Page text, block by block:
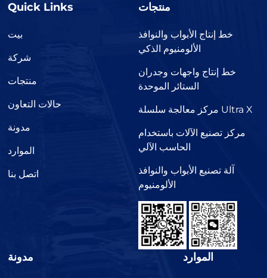
Quick Links
بيت
شركة
منتجات
حالات التعاون
مدونة
الموارد
اتصل بنا
منتجات
خط إنتاج الأبواب والنوافذ
الألومنيوم الذكي
خط إنتاج واجهات وجدران
الستائر الموحدة
مركز معالجة سلسلة Ultra X
مركز تصنيع الآلات باستخدام
الحاسب الآلي
آلة تصنيع الأبواب والنوافذ
الألومنيوم
مدونة الموارد